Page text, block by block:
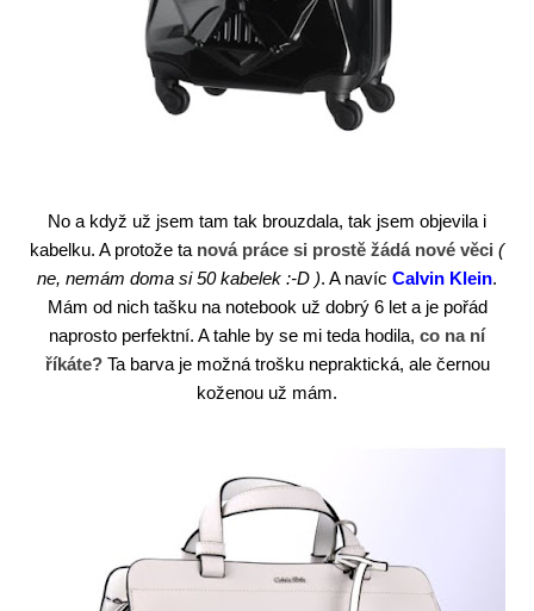
No a když už jsem tam tak brouzdala, tak jsem objevila i
kabelku. A protože ta nová práce si prostě žádá nové věci (
ne, nemám doma si 50 kabelek :-D ). A navíc Calvin Klein.
Mám od nich tašku na notebook už dobrý 6 let a je pořád
naprosto perfektní. A tahle by se mi teda hodila, co na ní
říkáte?Ta barva je možná trošku nepraktická, ale černou
koženou už mám.